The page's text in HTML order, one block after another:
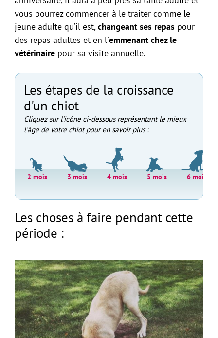
vous pourrez commencer à le traiter comme le
jeune adulte qu’il est,changeant ses repas pour
des repas adultes et en l'emmenant chez le
vétérinaire pour sa visite annuelle.
Les étapes de la croissance
d'un chiot
Cliquez sur l'icône ci-dessous représentant le mieux
l'âge de votre chiot pour en savoir plus :
2 mois 3 mois 4 mois 5 mois 6 mois
Les choses à faire pendant cette
période :